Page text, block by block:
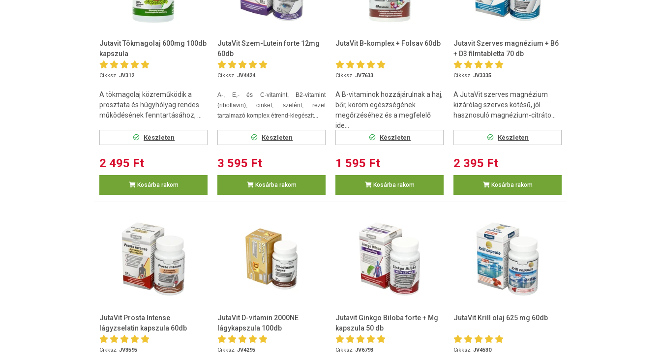
Jutavit Tökmagolaj 600mg 100db
kapszula
Cikksz. JV312
A tökmagolaj közreműködik a
prosztata és húgyhólyag rendes
működésének fenntartásához, ...
Készleten
2 495 Ft
Kosárba rakom
JutaVit Szem-Lutein forte 12mg
60db
Cikksz. JV4424
A-, E,- és C-vitamint, B2-vitamint
(riboflavin), cinket, szelént, rezet
tartalmazó komplex étrend-kiegészít...
Készleten
3 595 Ft
Kosárba rakom
JutaVit B-komplex + Folsav 60db
Cikksz. JV7633
A B-vitaminok hozzájárulnak a haj,
bőr, köröm egészségének
megőrzéséhez és a megfelelő
ide...
Készleten
1 595 Ft
Kosárba rakom
Jutavit Szerves magnézium + B6
+ D3 filmtabletta 70 db
Cikksz. JV3335
A JutaVit szerves magnézium
kizárólag szerves kötésű, jól
hasznosuló magnézium-citráto...
Készleten
2 395 Ft
Kosárba rakom
JutaVit Prosta Intense
lágyzselatin kapszula 60db
Cikksz. JV3595
JutaVit D-vitamin 2000NE
lágykapszula 100db
Cikksz. JV4295
Jutavit Ginkgo Biloba forte + Mg
kapszula 50 db
Cikksz. JV6793
JutaVit Krill olaj 625 mg 60db
Cikksz. JV4530